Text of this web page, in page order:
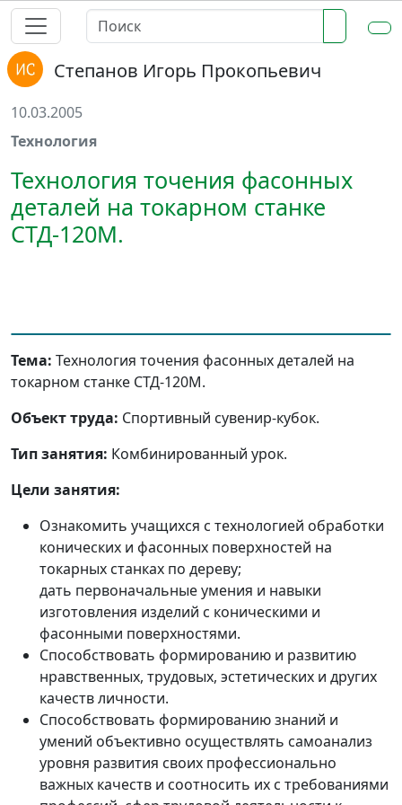
Степанов Игорь Прокопьевич
10.03.2005
Технология
Технология точения фасонных
деталей на токарном станке
СТД-120М.
Тема: Технология точения фасонных деталей на
токарном станке СТД-120М.
Объект труда: Спортивный сувенир-кубок.
Тип занятия: Комбинированный урок.
Цели занятия:
Ознакомить учащихся с технологией обработки
конических и фасонных поверхностей на
токарных станках по дереву;
дать первоначальные умения и навыки
изготовления изделий с коническими и
фасонными поверхностями.
Способствовать формированию и развитию
нравственных, трудовых, эстетических и других
качеств личности.
Способствовать формированию знаний и
умений объективно осуществлять самоанализ
уровня развития своих профессионально
важных качеств и соотносить их с требованиями